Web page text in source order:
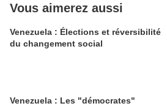
Vous aimerez aussi
Venezuela : Élections et réversibilité
du changement social
Venezuela : Les "démocrates"